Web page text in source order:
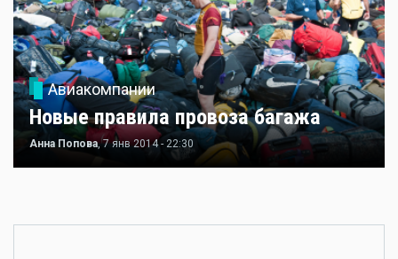
Авиакомпании
Новые правила провоза багажа
Анна Попова, 7 янв 2014 - 22:30